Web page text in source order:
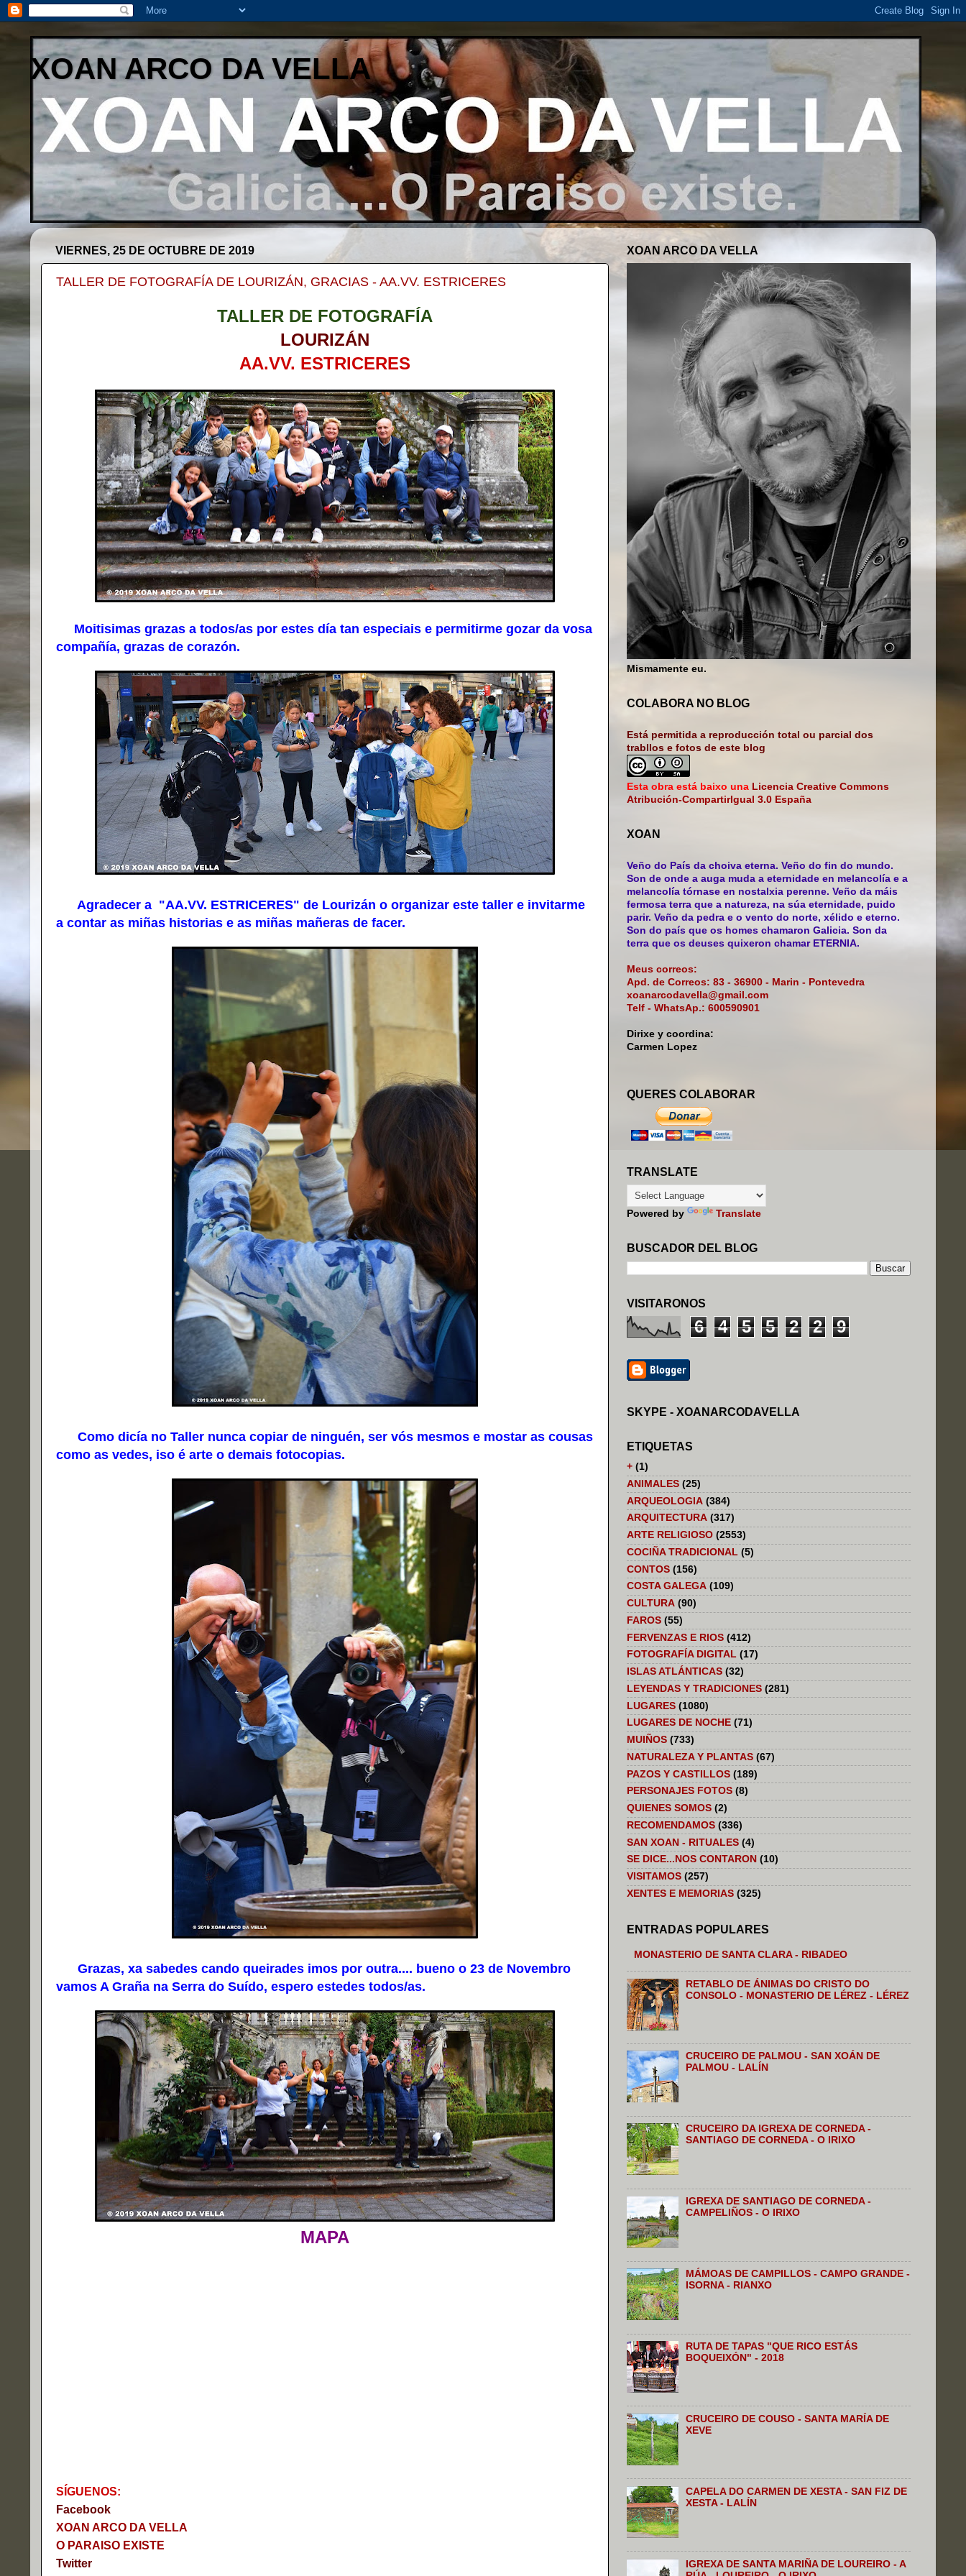
XOAN ARCO DA VELLA
VIERNES, 25 DE OCTUBRE DE 2019
TALLER DE FOTOGRAFÍA DE LOURIZÁN, GRACIAS - AA.VV. ESTRICERES
TALLER DE FOTOGRAFÍA
LOURIZÁN
AA.VV. ESTRICERES
Moitisimas grazas a todos/as por estes día tan especiais e permitirme gozar da vosa
compañía, grazas de corazón.
Agradecer a "AA.VV. ESTRICERES" de Lourizán o organizar este taller e invitarme
a contar as miñas historias e as miñas mañeras de facer.
Como dicía no Taller nunca copiar de ninguén, ser vós mesmos e mostar as cousas
como as vedes, iso é arte o demais fotocopias.
Grazas, xa sabedes cando queirades imos por outra.... bueno o 23 de Novembro
vamos A Graña na Serra do Suído, espero estedes todos/as.
MAPA
S GUENOS:
Facebook
XOAN ARCO DA VELLA
O PARAISO EXISTE
Twitter
XOAN ARCO DA VELLA
Mismamente eu.
COLABORA NO BLOG
Está permitida a reproducción total ou parcial dos
trabllos e fotos de este blog
Esta obra está baixo una Licencia Creative Commons
Atribución-CompartirIgual 3.0 España
XOAN
Veño do País da choiva eterna. Veño do fin do mundo.
Son de onde a auga muda a eternidade en melancolía e a
melancolía tórnase en nostalxia perenne. Veño da máis
fermosa terra que a natureza, na súa eternidade, puido
parir. Veño da pedra e o vento do norte, xélido e eterno.
Son do país que os homes chamaron Galicia. Son da
terra que os deuses quixeron chamar ETERNIA.
Meus correos:
Apd. de Correos: 83 - 36900 - Marin - Pontevedra
xoanarcodavella@gmail.com
Telf - WhatsAp.: 600590901
Dirixe y coordina:
Carmen Lopez
QUERES COLABORAR
TRANSLATE
Powered by Translate
BUSCADOR DEL BLOG
VISITARONOS
6 4 5 5 2 2 9
SKYPE - XOANARCODAVELLA
ETIQUETAS
+ (1)
ANIMALES (25)
ARQUEOLOGIA (384)
ARQUITECTURA (317)
ARTE RELIGIOSO (2553)
COCIÑA TRADICIONAL (5)
CONTOS (156)
COSTA GALEGA (109)
CULTURA (90)
FAROS (55)
FERVENZAS E RIOS (412)
FOTOGRAFÍA DIGITAL (17)
ISLAS ATLÁNTICAS (32)
LEYENDAS Y TRADICIONES (281)
LUGARES (1080)
LUGARES DE NOCHE (71)
MUIÑOS (733)
NATURALEZA Y PLANTAS (67)
PAZOS Y CASTILLOS (189)
PERSONAJES FOTOS (8)
QUIENES SOMOS (2)
RECOMENDAMOS (336)
SAN XOAN - RITUALES (4)
SE DICE...NOS CONTARON (10)
VISITAMOS (257)
XENTES E MEMORIAS (325)
ENTRADAS POPULARES
MONASTERIO DE SANTA CLARA - RIBADEO
RETABLO DE ÁNIMAS DO CRISTO DO
CONSOLO - MONASTERIO DE LÉREZ - LÉREZ
CRUCEIRO DE PALMOU - SAN XOÁN DE
PALMOU - LALÍN
CRUCEIRO DA IGREXA DE CORNEDA -
SANTIAGO DE CORNEDA - O IRIXO
IGREXA DE SANTIAGO DE CORNEDA -
CAMPELIÑOS - O IRIXO
MÁMOAS DE CAMPILLOS - CAMPO GRANDE -
ISORNA - RIANXO
RUTA DE TAPAS "QUE RICO ESTÁS
BOQUEIXÓN" - 2018
CRUCEIRO DE COUSO - SANTA MARÍA DE
XEVE
CAPELA DO CARMEN DE XESTA - SAN FIZ DE
XESTA - LALÍN
IGREXA DE SANTA MARIÑA DE LOUREIRO - A